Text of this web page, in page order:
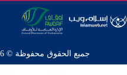
جميع الحقوق محفوظة © 2026 - 1998 لشبكة إسلام ويب